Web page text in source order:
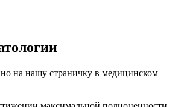
на нашу страничку в медицинском